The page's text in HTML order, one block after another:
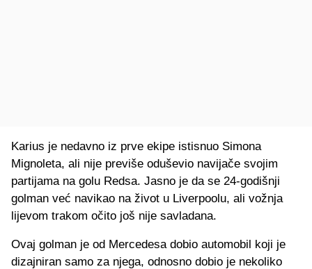
Karius je nedavno iz prve ekipe istisnuo Simona
Mignoleta, ali nije previše oduševio navijače svojim
partijama na golu Redsa. Jasno je da se 24-godišnji
golman već navikao na život u Liverpoolu, ali vožnja
lijevom trakom očito još nije savladana.
Ovaj golman je od Mercedesa dobio automobil koji je
dizajniran samo za njega, odnosno dobio je nekoliko